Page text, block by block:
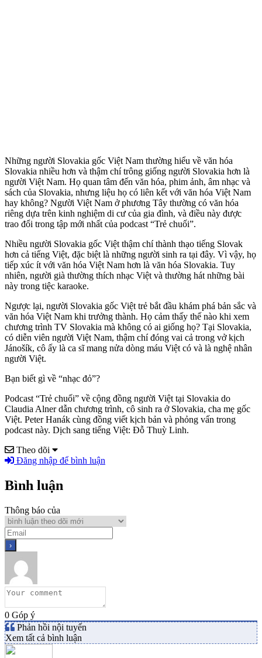
Những người Slovakia gốc Việt Nam thường hiểu về văn hóa
Slovakia nhiều hơn và thậm chí trông giống người Slovakia hơn là
người Việt Nam. Họ quan tâm đến văn hóa, phim ảnh, âm nhạc và
sách của Slovakia, nhưng liệu họ có liên kết với văn hóa Việt Nam
hay không? Người Việt Nam ở phương Tây thường có văn hóa
riêng dựa trên kinh nghiệm di cư của gia đình, và điều này được
trao đổi trong tập mới nhất của podcast “Trẻ chuối”.
Nhiều người Slovakia gốc Việt thậm chí thành thạo tiếng Slovak
hơn cả tiếng Việt, đặc biệt là những người sinh ra tại đây. Vì vậy, họ
tiếp xúc ít với văn hóa Việt Nam hơn là văn hóa Slovakia. Tuy
nhiên, người già thường thích nhạc Việt và thường hát những bài
này trong tiệc karaoke.
Ngược lại, người Slovakia gốc Việt trẻ bắt đầu khám phá bản sắc và
văn hóa Việt Nam khi trưởng thành. Họ cảm thấy thế nào khi xem
chương trình TV Slovakia mà không có ai giống họ? Tại Slovakia,
có diễn viên người Việt Nam, thậm chí đóng vai cả trong vở kịch
Jánošík, cô ấy là ca sĩ mang nửa dòng máu Việt có và là nghệ nhân
người Việt.
Bạn biết gì về “nhạc đỏ”?
Podcast “Trẻ chuối” về cộng đồng người Việt tại Slovakia do
Claudia Alner dẫn chương trình, cô sinh ra ở Slovakia, cha mẹ gốc
Việt. Peter Hanák cùng đồng viết kịch bản và phỏng vấn trong
podcast này. Dịch sang tiếng Việt: Đỗ Thuỳ Linh.
Theo dõi
Đăng nhập để bình luận
Bình luận
Thông báo của
0 Góp ý
Phản hồi nội tuyến
Xem tất cả bình luận